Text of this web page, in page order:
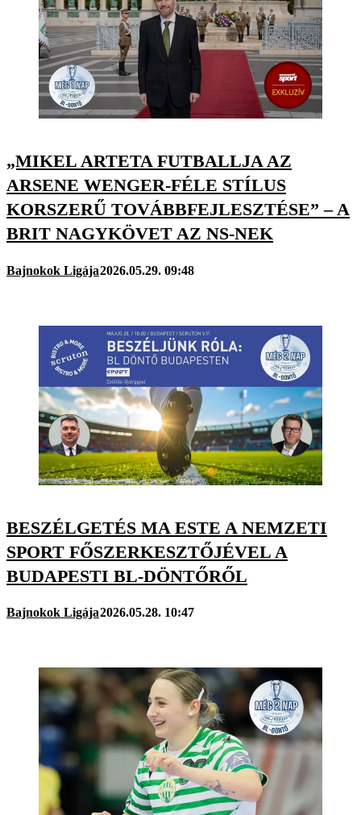
„MIKEL ARTETA FUTBALLJA AZ
ARSENE WENGER-FÉLE STÍLUS
KORSZERŰ TOVÁBBFEJLESZTÉSE” – A
BRIT NAGYKÖVET AZ NS-NEK
Bajnokok Ligája2026.05.29. 09:48
BESZÉLGETÉS MA ESTE A NEMZETI
SPORT FŐSZERKESZTŐJÉVEL A
BUDAPESTI BL-DÖNTŐRŐL
Bajnokok Ligája2026.05.28. 10:47